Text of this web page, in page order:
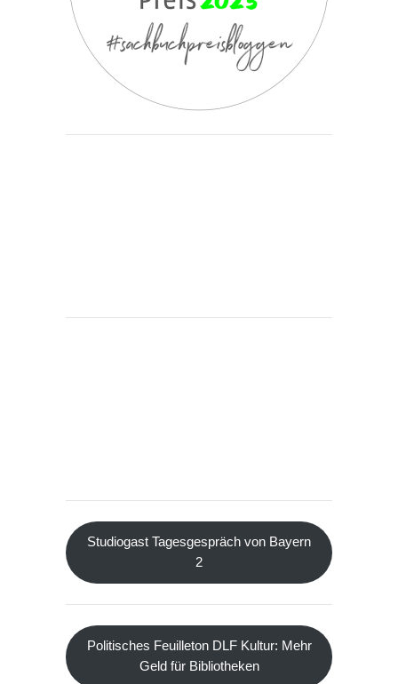
Studiogast Tagesgespräch von Bayern
2
Politisches Feuilleton DLF Kultur: Mehr
Geld für Bibliotheken